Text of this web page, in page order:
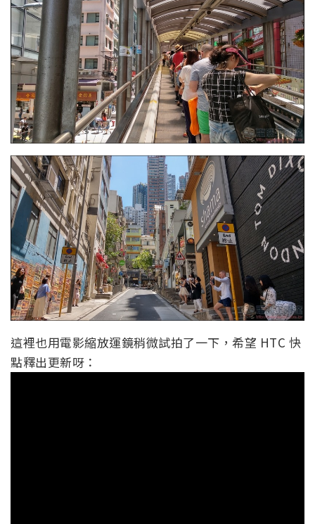
這裡也用電影縮放運鏡稍微試拍了一下，希望 HTC 快
點釋出更新呀：